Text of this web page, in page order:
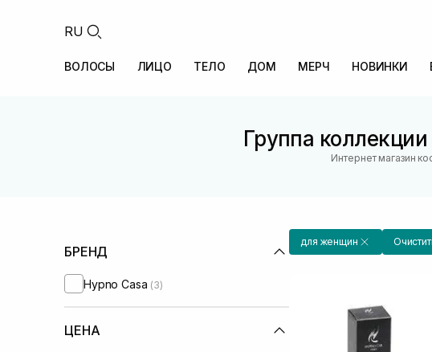
RU
ВОЛОСЫ ЛИЦО ТЕЛО ДОМ МЕРЧ НОВИНКИ
Группа
Интернет магазин
БРЕНД
Hypno Casa (3)
ЦЕНА
для женщин